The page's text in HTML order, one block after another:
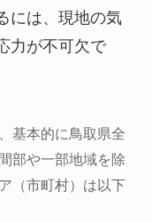
には、現地の気
力が不可欠で
基本的に鳥取県全
部や一部地域を除
（市町村）は以下